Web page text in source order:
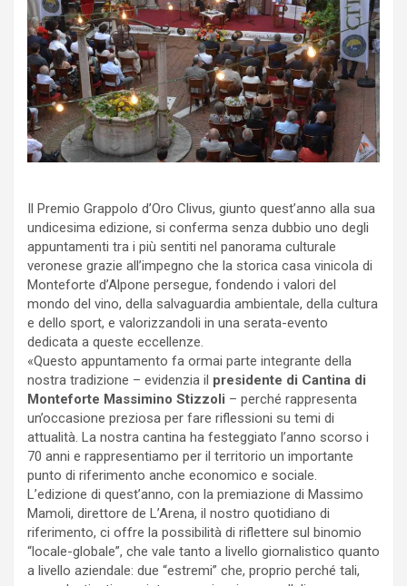
Il Premio Grappolo d’Oro Clivus, giunto quest’anno alla sua
undicesima edizione, si conferma senza dubbio uno degli
appuntamenti tra i più sentiti nel panorama culturale
veronese grazie all’impegno che la storica casa vinicola di
Monteforte d’Alpone persegue, fondendo i valori del
mondo del vino, della salvaguardia ambientale, della cultura
e dello sport, e valorizzandoli in una serata-evento
dedicata a queste eccellenze.
«Questo appuntamento fa ormai parte integrante della
nostra tradizione – evidenzia il presidente di Cantina di
Monteforte Massimino Stizzoli – perché rappresenta
un’occasione preziosa per fare riflessioni su temi di
attualità. La nostra cantina ha festeggiato l’anno scorso i
70 anni e rappresentiamo per il territorio un importante
punto di riferimento anche economico e sociale.
L’edizione di quest’anno, con la premiazione di Massimo
Mamoli, direttore de L’Arena, il nostro quotidiano di
riferimento, ci offre la possibilità di riflettere sul binomio
“locale-globale”, che vale tanto a livello giornalistico quanto
a livello aziendale: due “estremi” che, proprio perché tali,